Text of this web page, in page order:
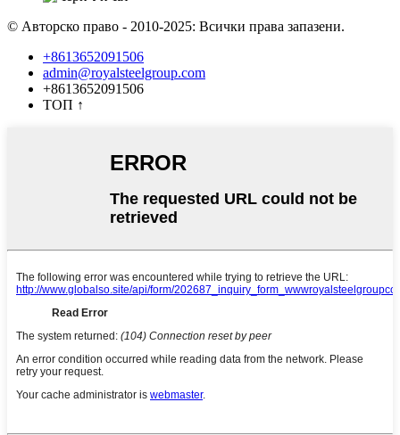
© Авторско право - 2010-2025: Всички права запазени.
+8613652091506
admin@royalsteelgroup.com
+8613652091506
ТОП ↑